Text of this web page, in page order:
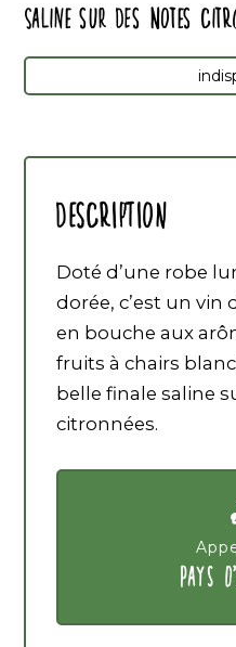
SALINE SUR DES NOTES
Description
Doté d’une robe
dorée, c’est un vin
en bouche aux
fruits à chairs
belle finale saline
citronnées.
PAYS